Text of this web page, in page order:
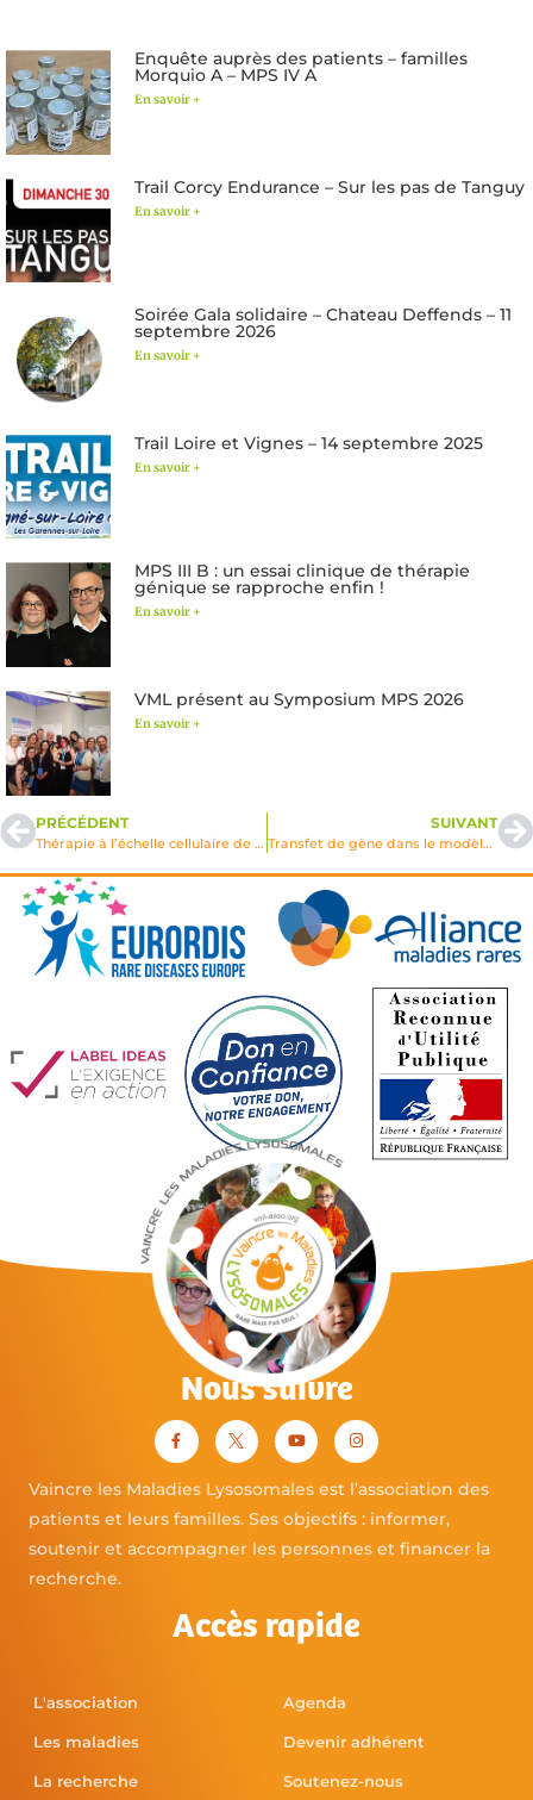
Enquête auprès des patients – familles
Morquio A – MPS IV A
En savoir +
Trail Corcy Endurance – Sur les pas de Tanguy
En savoir +
Soirée Gala solidaire – Chateau Deffends – 11
septembre 2026
En savoir +
Trail Loire et Vignes – 14 septembre 2025
En savoir +
MPS III B : un essai clinique de thérapie
génique se rapproche enfin !
En savoir +
VML présent au Symposium MPS 2026
En savoir +
PRÉCÉDENT
Thérapie à l’échelle cellulaire de la maladie de Farber
SUIVANT
Transfet de gène dans le modèle murin de la maladie de Sandhoff à l’aide d’un vecteur adénoviral
Nous suivre
Vaincre les Maladies Lysosomales est l’association des
patients et leurs familles. Ses objectifs : informer,
soutenir et accompagner les personnes et financer la
recherche.
Accès rapide
L'association
Les maladies
La recherche
Agenda
Devenir adhérent
Soutenez-nous